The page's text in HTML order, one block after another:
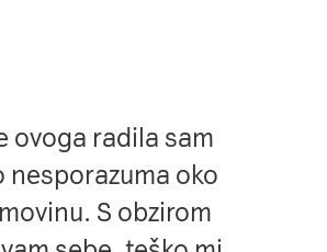
ovoga radila sam
nesporazuma oko
S obzirom